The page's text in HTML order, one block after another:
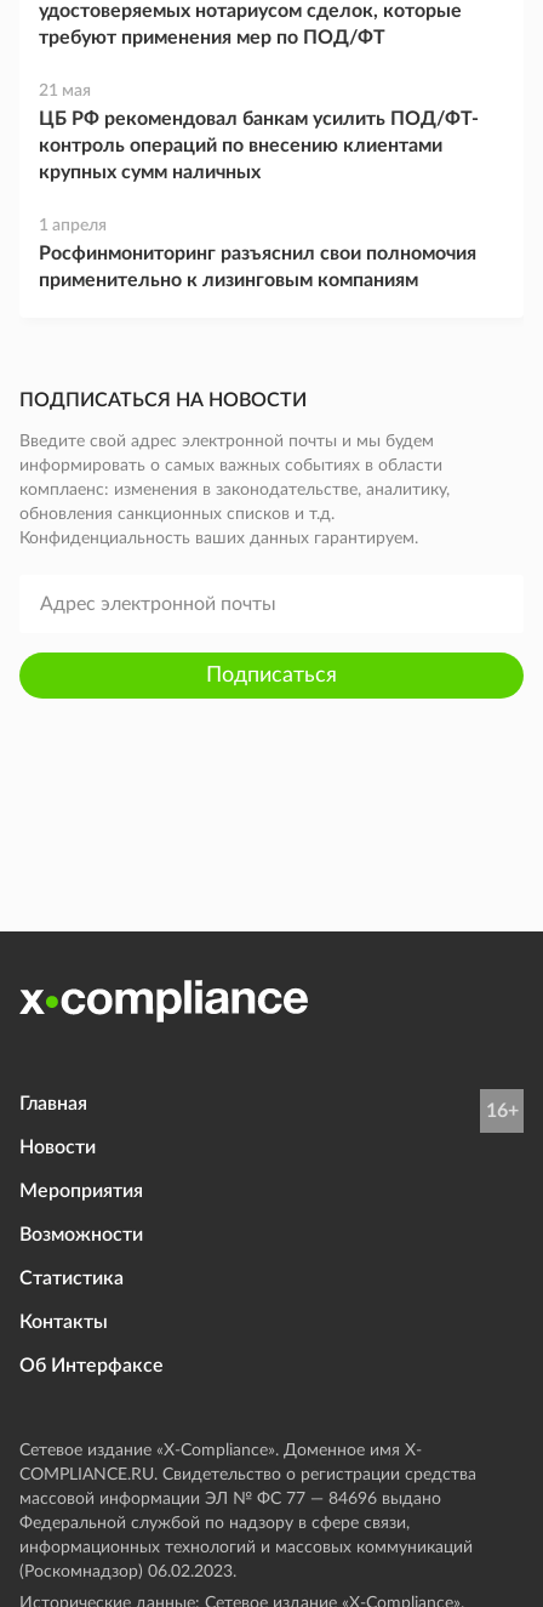
удостоверяемых нотариусом сделок, которые
требуют применения мер по ПОД/ФТ
21 мая
ЦБ РФ рекомендовал банкам усилить ПОД/ФТ-
контроль операций по внесению клиентами
крупных сумм наличных
1 апреля
Росфинмониторинг разъяснил свои полномочия
применительно к лизинговым компаниям
ПОДПИСАТЬСЯ НА НОВОСТИ
Введите свой адрес электронной почты и мы будем
информировать о самых важных событиях в области
комплаенс: изменения в законодательстве, аналитику,
обновления санкционных списков и т.д.
Конфиденциальность ваших данных гарантируем.
Подписаться
Главная
Новости
Мероприятия
Возможности
Статистика
Контакты
Об Интерфаксе
16+
Сетевое издание «Х-Compliance». Доменное имя X-
COMPLIANCE.RU. Свидетельство о регистрации средства
массовой информации ЭЛ № ФС 77 — 84696 выдано
Федеральной службой по надзору в сфере связи,
информационных технологий и массовых коммуникаций
(Роскомнадзор) 06.02.2023.
Исторические данные: Сетевое издание «Х-Compliance».